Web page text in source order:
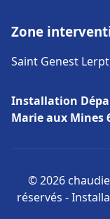
Zone
Saint Genest
Installation
Marie aux Mines
© 2026
réservés -